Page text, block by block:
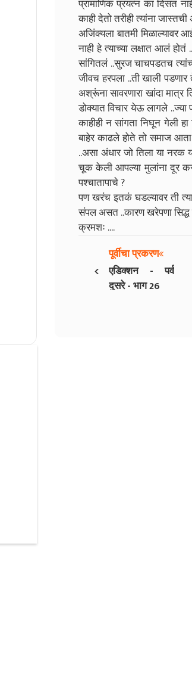
प्रामाणिक प्रयत्न का दिसत
काही देतो तरीही त्यांना
अजिंक्यला बातमी मिळाल्यावर
नाही हे त्याच्या लक्षात आलं
सांगितलं ..सुरज चाचपडतच
जीवच हरपला ..ती खाली
अश्रूंना सावरणारा खांदा
डोक्यात विचार येऊ लागले ..ज्या
काहीही न सांगता निघून गेली हा
बाहेर काढले होते तो समाज आता
..असा अंधार जो तिला या
चूक केली आपल्या मुलांना दूर
पश्चातापाचे ?
पण खरंच इतकं घडल्यावर ती
संपल असत ..कारण खरेपणा सिद्ध
क्रमशः ....
‹
पूर्वीचा प्रकरण
एडिक्शन - पर्व
दुसरे - भाग 26